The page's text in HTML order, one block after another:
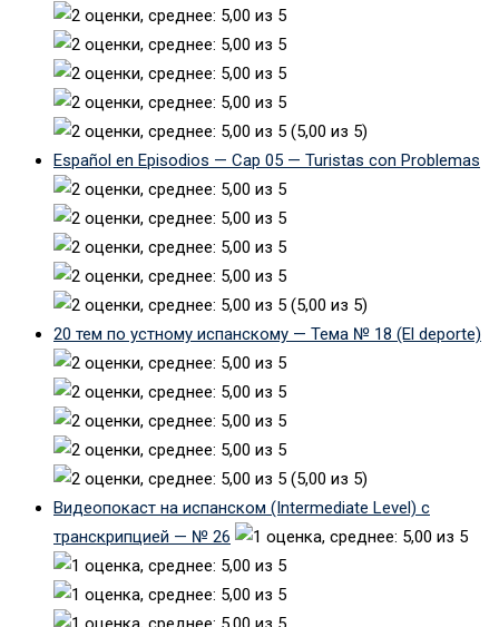
(5,00 из 5)
Español en Episodios — Cap 05 — Turistas con Problemas
(5,00 из 5)
20 тем по устному испанскому — Тема № 18 (El deporte)
(5,00 из 5)
Видеопокаст на испанском (Intermediate Level) с
транскрипцией — № 26